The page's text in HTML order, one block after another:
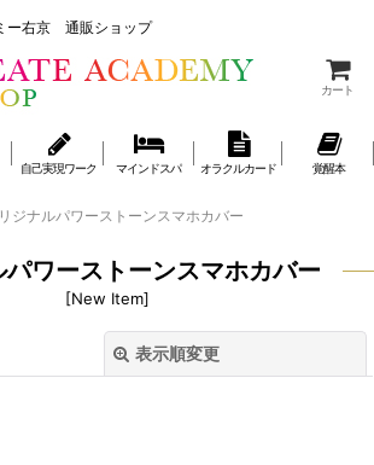
ー右京 通販ショップ
カート
自己実現ワーク マインドスパ オラクルカード 覚醒本
ジナルパワーストーンスマホカバー
パワーストーンスマホカバー
[New Item]
表示順変更